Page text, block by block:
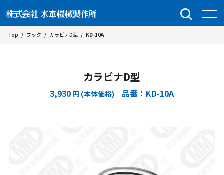
Top / フック / カラビナD型 / KD-10A
カラビナD型
3,930 円 (本体価格) 品番：KD-10A